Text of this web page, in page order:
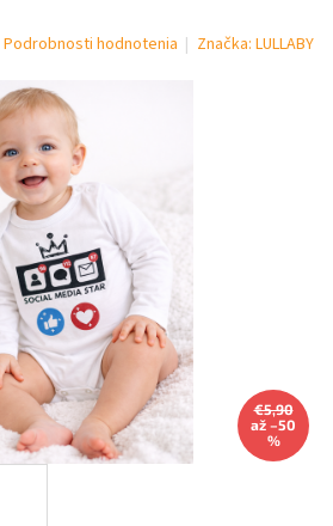
Podrobnosti hodnotenia Značka:LULLABY
€5,90
až –50
%